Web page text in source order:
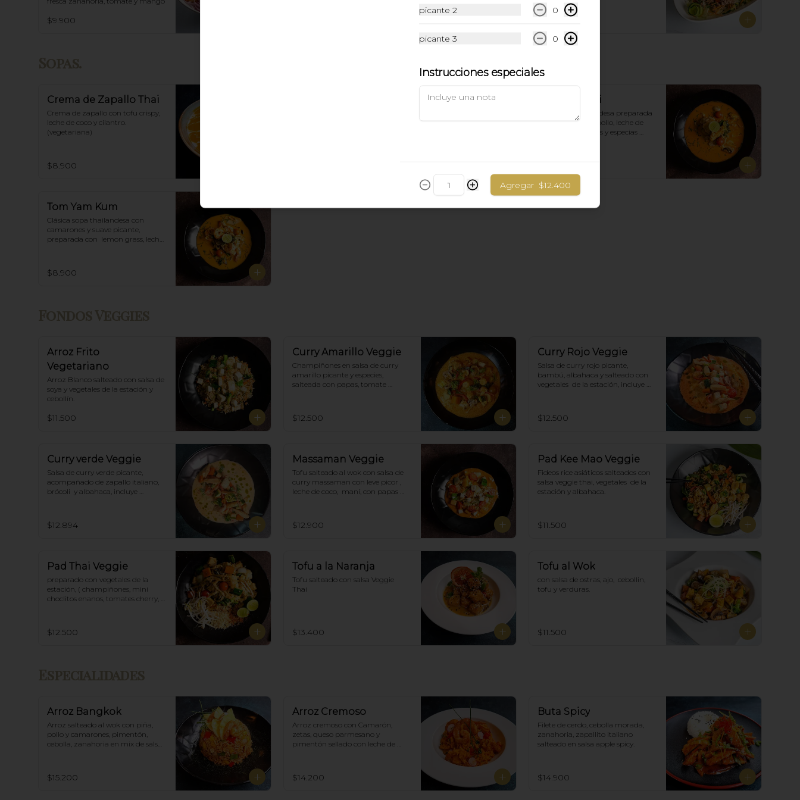
$9.900 $10.900
Crema de Zapallo Thai
Crema de zapallo con tofu crispy,
leche de coco y cilantro.
(vegetariana)
$8.900
Tom Yam Gai
clásica sopa tailandesa preparada
con lemon grass, pollo, leche de
coco, champiñones y especias
Tom Yam Kum
Clásica sopa thailandesa con
camarones y suave picante,
preparada con  lemon grass, leche
$8.900
Arroz Frito
Vegetariano
Arroz Blanco salteado con salsa de
soya y vegetales de la estación y
cebollín.
$11.500
Curry Amarillo Veggie
Champiñones en salsa de curry
amarillo picante y especies,
salteada con papas, tomate
$12.500
Curry Rojo Veggie
Salsa de curry rojo picante,
bambú, albahaca y salteado con
vegetales  de la estación, incluye
$12.500
Curry verde Veggie
Salsa de curry verde picante,
acompañado de zapallo italiano,
brócoli  y albahaca, incluye
$12.894
Massaman Veggie
Tofu salteado al wok con salsa de
curry massaman con leve picor ,
leche de coco,  maní, con papas
$12.900
Pad Kee Mao Veggie
Fideos rice asiáticos salteados con
salsa veggie thai, vegetales  de la
estación y albahaca.
$11.500
Pad Thai Veggie
preparado con vegetales de la
estación, ( champiñones, mini
choclitos enanos, tomates cherry,
$12.500
Tofu a la Naranja
Tofu salteado con salsa Veggie
Thai
$13.400
Tofu al Wok
con salsa de ostras, ajo,  cebollin,
tofu y verduras.
$11.500
Arroz Bangkok
Arroz salteado al wok con piña,
pollo y camarones, pimentón,
cebolla, zanahoria en mix de salsa
$15.200
Arroz Cremoso
Arroz cremoso con Camarón,
zetas, queso parmesano y
pimentón sellado con leche de
$14.200
Buta Spicy
Filete de cerdo, cebolla morada,
zanahoria, zapallito italiano
salteado en salsa apple spicy.
$14.900
picante 2 0
picante 3 0
Instrucciones especiales
Agregar $12.400